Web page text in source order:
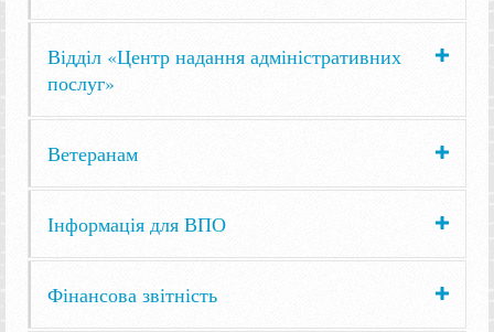
Відділ «Центр надання адміністративних
послуг»
Ветеранам
Інформація для ВПО
Фінансова звітність